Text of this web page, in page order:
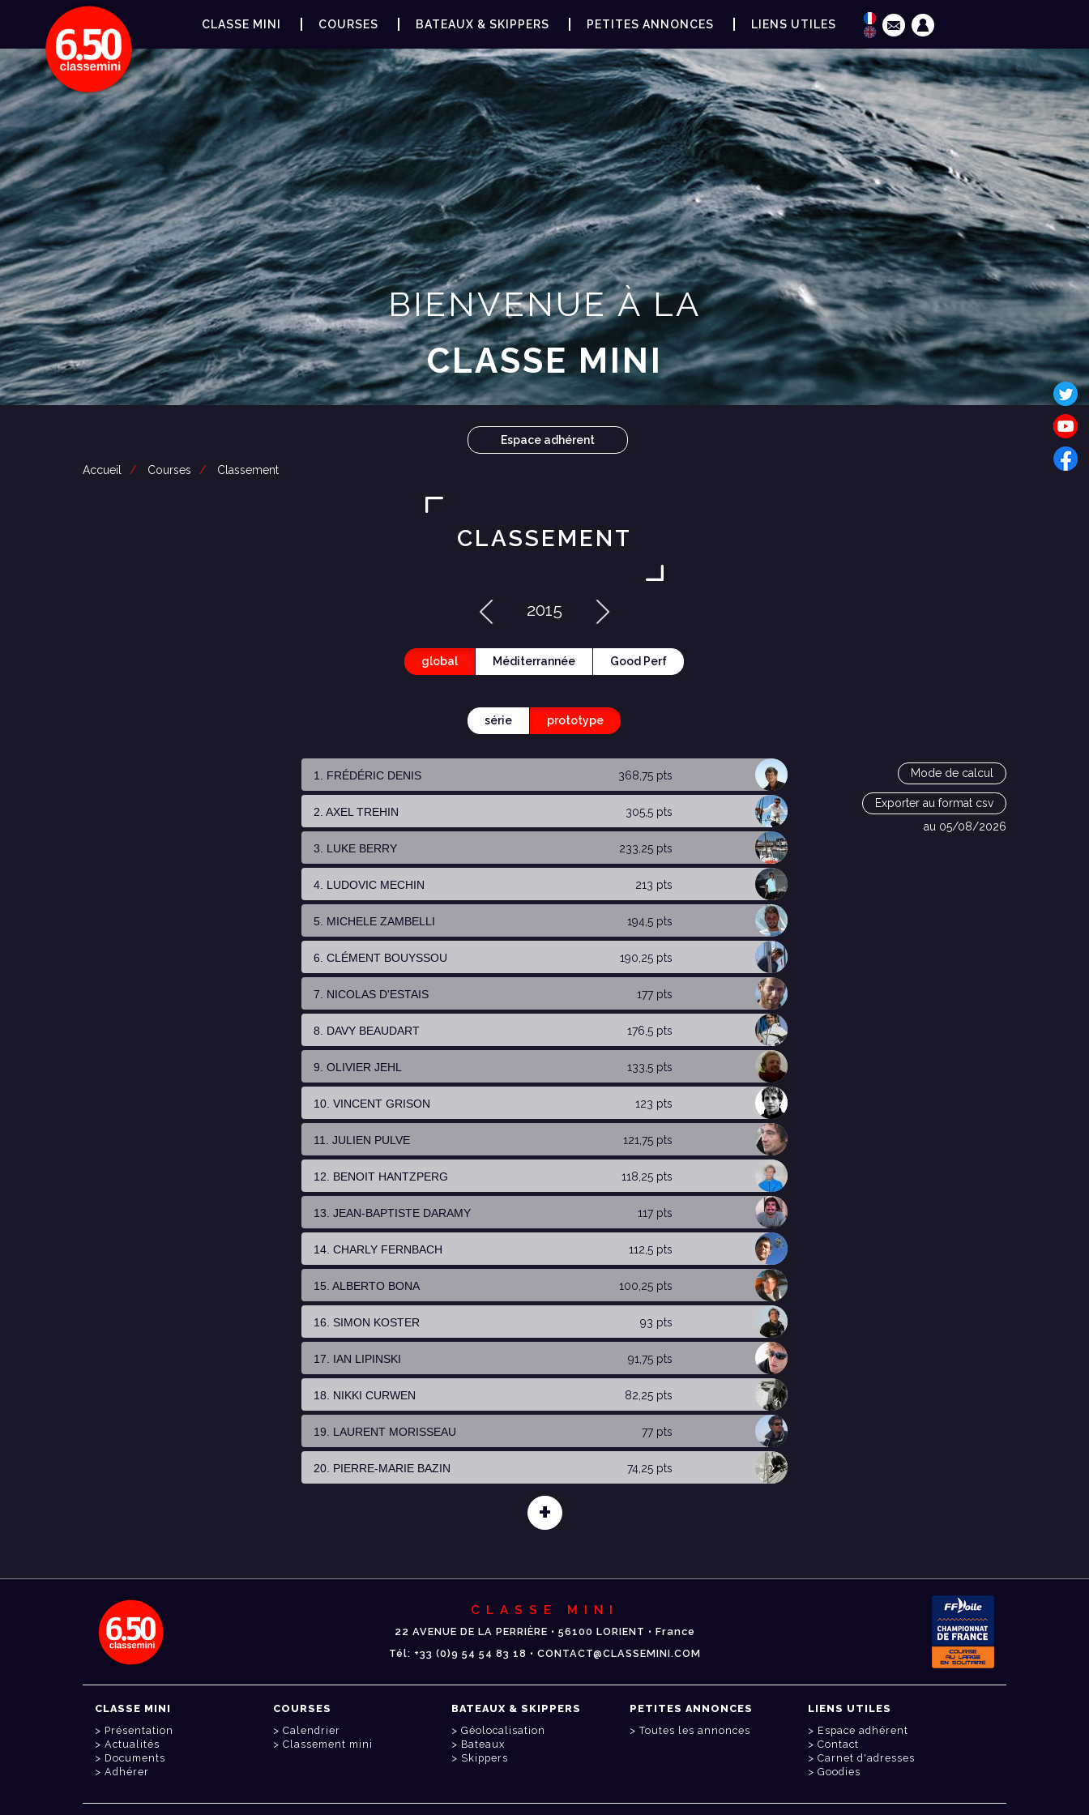
CLASSE MINI COURSES BATEAUX & SKIPPERS PETITES ANNONCES LIENS UTILES
BIENVENUE À LA
CLASSE MINI
Espace adhérent
Accueil Courses Classement
CLASSEMENT
2015
global Méditerrannée Good Perf
série prototype
Mode de calcul
Exporter au format csv
au 05/08/2026
1. FRÉDÉRIC DENIS 368,75 pts
2. AXEL TREHIN 305,5 pts
3. LUKE BERRY 233,25 pts
4. LUDOVIC MECHIN 213 pts
5. MICHELE ZAMBELLI 194,5 pts
6. CLÉMENT BOUYSSOU 190,25 pts
7. NICOLAS D'ESTAIS 177 pts
8. DAVY BEAUDART 176,5 pts
9. OLIVIER JEHL 133,5 pts
10. VINCENT GRISON 123 pts
11. JULIEN PULVE 121,75 pts
12. BENOIT HANTZPERG 118,25 pts
13. JEAN-BAPTISTE DARAMY 117 pts
14. CHARLY FERNBACH 112,5 pts
15. ALBERTO BONA 100,25 pts
16. SIMON KOSTER 93 pts
17. IAN LIPINSKI 91,75 pts
18. NIKKI CURWEN 82,25 pts
19. LAURENT MORISSEAU 77 pts
20. PIERRE-MARIE BAZIN 74,25 pts
+
CLASSE MINI
22 AVENUE DE LA PERRIÈRE • 56100 LORIENT • France
Tél: +33 (0)9 54 54 83 18 • CONTACT@CLASSEMINI.COM
CLASSE MINI
Présentation
Actualités
Documents
Adhérer
COURSES
Calendrier
Classement mini
BATEAUX & SKIPPERS
Géolocalisation
Bateaux
Skippers
PETITES ANNONCES
Toutes les annonces
LIENS UTILES
Espace adhérent
Contact
Carnet d'adresses
Goodies